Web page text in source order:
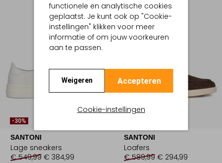
functionele en analytische cookies
geplaatst. Je kunt ook op "Cookie-
instellingen" klikken voor meer
informatie of om jouw voorkeuren
aan te passen.
Weigeren Accepteren
Cookie-instellingen
-30%
SANTONI
Lage sneakers
€ 549,99 € 384,99
Laatste Items
SANTONI
Loafers
€ 589,99 € 294,99